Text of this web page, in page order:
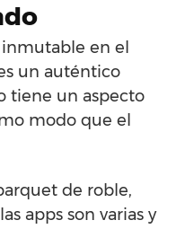
en el
un auténtico
tiene un aspecto
modo que el
de roble,
apps son varias y